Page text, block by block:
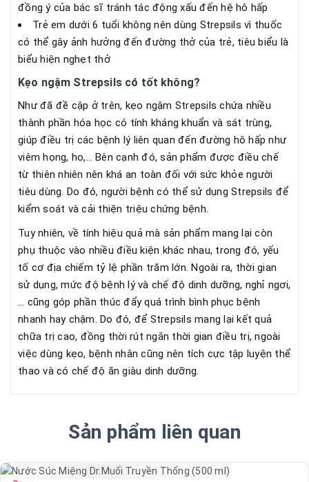
đồng ý của bác sĩ tránh tác động xấu đến hệ hô hấp
Trẻ em dưới 6 tuổi không nên dùng Strepsils vì thuốc
có thể gây ảnh hưởng đến đường thở của trẻ, tiêu biểu là
biểu hiện nghẹt thở
Kẹo ngậm Strepsils có tốt không?
Như đã đề cập ở trên, kẹo ngậm Strepsils chứa nhiều
thành phần hóa học có tính kháng khuẩn và sát trùng,
giúp điều trị các bệnh lý liên quan đến đường hô hấp như
viêm họng, ho,… Bên cạnh đó, sản phẩm được điều chế
từ thiên nhiên nên khá an toàn đối với sức khỏe người
tiêu dùng. Do đó, người bệnh có thể sử dụng Strepsils để
kiểm soát và cải thiện triệu chứng bệnh.
Tuy nhiên, về tính hiệu quả mà sản phẩm mang lại còn
phụ thuộc vào nhiều điều kiện khác nhau, trong đó, yếu
tố cơ địa chiếm tỷ lệ phần trăm lớn. Ngoài ra, thời gian
sử dụng, mức độ bệnh lý và chế độ dinh dưỡng, nghỉ ngơi,
… cũng góp phần thúc đẩy quá trình bình phục bệnh
nhanh hay chậm. Do đó, để Strepsils mang lại kết quả
chữa trị cao, đồng thời rút ngắn thời gian điều trị, ngoài
việc dùng kẹo, bệnh nhân cũng nên tích cực tập luyện thể
thao và có chế độ ăn giàu dinh dưỡng.
Sản phẩm liên quan